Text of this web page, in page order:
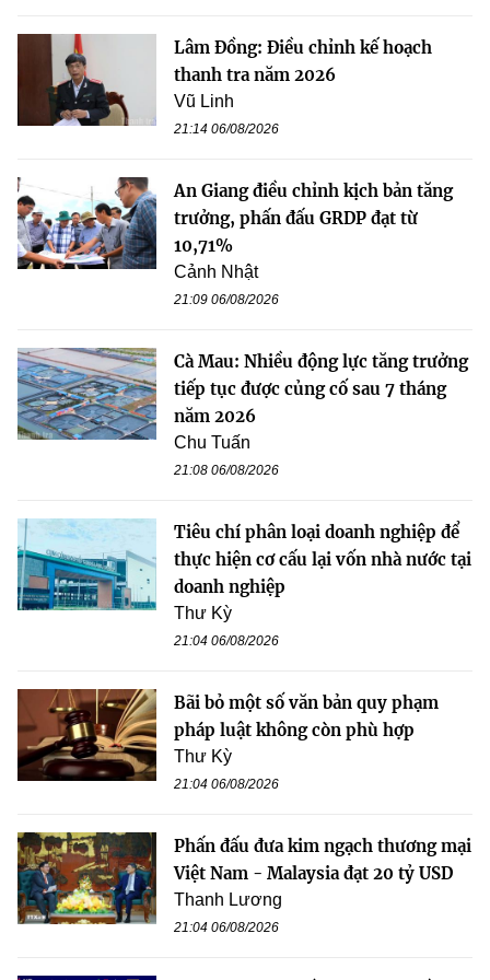
Lâm Đồng: Điều chỉnh kế hoạch
thanh tra năm 2026
Vũ Linh
21:14 06/08/2026
An Giang điều chỉnh kịch bản tăng
trưởng, phấn đấu GRDP đạt từ
10,71%
Cảnh Nhật
21:09 06/08/2026
Cà Mau: Nhiều động lực tăng trưởng
tiếp tục được củng cố sau 7 tháng
năm 2026
Chu Tuấn
21:08 06/08/2026
Tiêu chí phân loại doanh nghiệp để
thực hiện cơ cấu lại vốn nhà nước tại
doanh nghiệp
Thư Kỳ
21:04 06/08/2026
Bãi bỏ một số văn bản quy phạm
pháp luật không còn phù hợp
Thư Kỳ
21:04 06/08/2026
Phấn đấu đưa kim ngạch thương mại
Việt Nam - Malaysia đạt 20 tỷ USD
Thanh Lương
21:04 06/08/2026